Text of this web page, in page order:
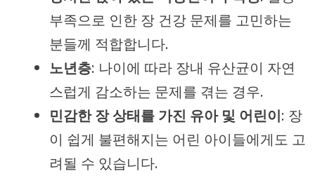
부족으로 인한 장 건강 문제를 고민하는
분들께 적합합니다.
노년층: 나이에 따라 장내 유산균이 자연
스럽게 감소하는 문제를 겪는 경우.
민감한 장 상태를 가진 유아 및 어린이: 장
이 쉽게 불편해지는 어린 아이들에게도 고
려될 수 있습니다.